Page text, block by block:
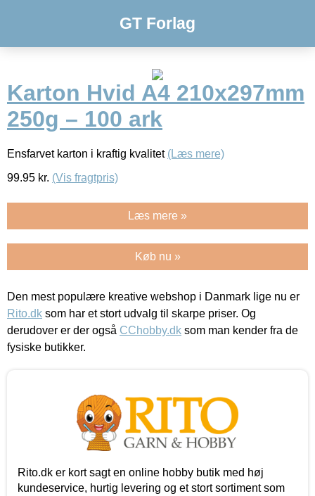
GT Forlag
Karton Hvid A4 210x297mm
250g – 100 ark
Ensfarvet karton i kraftig kvalitet (Læs mere)
99.95 kr. (Vis fragtpris)
Læs mere »
Køb nu »
Den mest populære kreative webshop i Danmark lige nu er
Rito.dk som har et stort udvalg til skarpe priser. Og
derudover er der også CChobby.dk som man kender fra de
fysiske butikker.
Rito.dk er kort sagt en online hobby butik med høj
kundeservice, hurtig levering og et stort sortiment som